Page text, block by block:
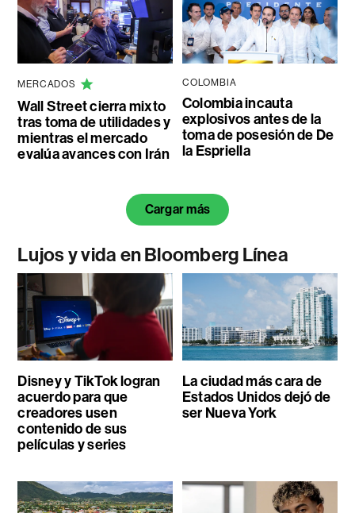
MERCADOS
Wall Street cierra mixto
tras toma de utilidades y
mientras el mercado
evalúa avances con Irán
COLOMBIA
Colombia incauta
explosivos antes de la
toma de posesión de De
la Espriella
Cargar más
Lujos y vida en Bloomberg Línea
Disney y TikTok logran
acuerdo para que
creadores usen
contenido de sus
películas y series
La ciudad más cara de
Estados Unidos dejó de
ser Nueva York